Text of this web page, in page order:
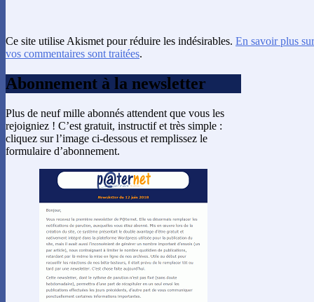
Ce site utilise Akismet pour réduire les indésirables. En savoir plus
vos commentaires sont traitées.
Abonnement à la newsletter
Plus de neuf mille abonnés attendent que vous les
rejoigniez ! C’est gratuit, instructif et très simple :
cliquez sur l’image ci-dessous et remplissez le
formulaire d’abonnement.